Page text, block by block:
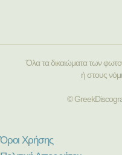
Όλα τα δικαιώματα των
ή στους
©
Όροι Χρήσης